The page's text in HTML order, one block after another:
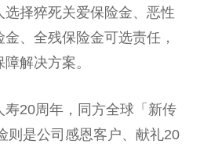
择猝死关爱保险金、恶性
、全残保险金可选责任，
解决方案。
寿20周年，同方全球「新传
则是公司感恩客户、献礼20